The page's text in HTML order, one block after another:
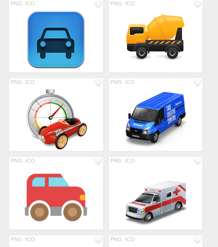
PNG ICO PNG ICO
PNG ICO PNG ICO
PNG ICO PNG ICO
PNG ICO PNG ICO